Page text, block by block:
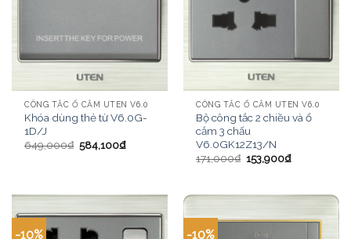
CÔNG TẮC Ổ CẮM UTEN V6.0
Khóa dùng thẻ từ V6.0G-
1D/J
649,000₫ 584,100₫
CÔNG TẮC Ổ CẮM UTEN V6.0
Bộ công tắc 2 chiều và ổ
cắm 3 chấu
V6.0GK12Z13/N
171,000₫ 153,900₫
-10% -10%